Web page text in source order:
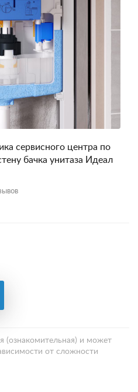
сервисного центра по
бачка унитаза Идеал
(ознакомительная) и может
от сложности